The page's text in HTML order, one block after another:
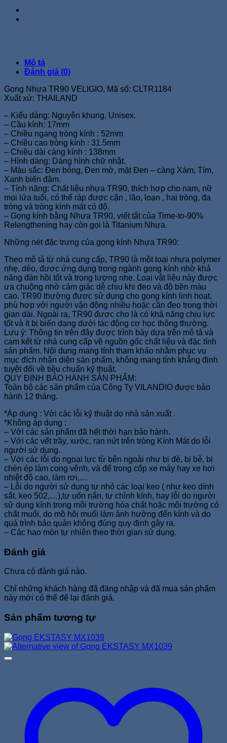
Mô tả
Đánh giá (0)
Gọng Nhựa TR90 VELIGIO, Mã số: CLTR1184
Xuất xứ: THAILAND
– Kiểu dáng: Nguyên khung, Unisex.
– Cầu kính: 17mm
– Chiều ngang tròng kính : 52mm
– Chiều cao tròng kính : 31.5mm
– Chiều dài càng kính : 138mm
– Hình dáng: Dáng hình chữ nhật.
– Màu sắc: Đen bóng, Đen mờ, mặt Đen – càng Xám, Tím,
Xanh biển đậm.
– Tính năng: Chất liệu nhựa TR90, thích hợp cho nam, nữ
mọi lứa tuổi, có thể ráp được cận , lão, loạn , hai tròng, đa
tròng và tròng kính mát có độ.
– Gọng kính bằng Nhựa TR90, viết tắt của Time-to-90%
Relengthening hay còn gọi là Titanium Nhựa.
Những nét đặc trưng của gọng kính Nhựa TR90:
Theo mô tả từ nhà cung cấp, TR90 là một loại nhựa polymer
nhẹ, dẻo, được ứng dụng trong ngành gọng kính nhờ khả
năng đàn hồi tốt và trọng lượng nhẹ. Loại vật liệu này được
ưa chuộng nhờ cảm giác dễ chịu khi đeo và độ bền màu
cao. TR90 thường được sử dụng cho gọng kính linh hoạt,
phù hợp với người vận động nhiều hoặc cần đeo trong thời
gian dài. Ngoài ra, TR90 được cho là có khả năng chịu lực
tốt và ít bị biến dạng dưới tác động cơ học thông thường.
Lưu ý: Thông tin trên đây được trình bày dựa trên mô tả và
cam kết từ nhà cung cấp về nguồn gốc chất liệu và đặc tính
sản phẩm. Nội dung mang tính tham khảo nhằm phục vụ
mục đích nhận diện sản phẩm, không mang tính khẳng định
tuyệt đối về tiêu chuẩn kỹ thuật.
QUY ĐỊNH BẢO HÀNH SẢN PHẨM:
Toàn bộ các sản phẩm của Công Ty VILANDIO được bảo
hành 12 tháng.
*Áp dụng : Với các lỗi kỹ thuật do nhà sản xuất .
*Không áp dụng :
– Với các sản phẩm đã hết thời hạn bảo hành.
– Với các vết trầy, xước, rạn nứt trên tròng Kính Mát do lỗi
người sử dụng.
– Với các lỗi do ngoại lực từ bên ngoài như bị đè, bị bẻ, bị
chèn ép làm cong vênh, và để trong cốp xe máy hay xe hơi
nhiệt độ cao, làm rơi,…
– Lỗi do người sử dụng tự nhỏ các loại keo ( như keo dính
sắt, keo 502,…),tự uốn nắn, tự chỉnh kính, hay lỗi do người
sử dụng kính trong môi trường hóa chất hoặc môi trường có
chất muối, do mồ hôi muối làm ảnh hưởng đến kính và do
quá trình bảo quản không đúng quy định gây ra.
– Các hao mòn tự nhiên theo thời gian sử dụng.
Đánh giá
Chưa có đánh giá nào.
Chỉ những khách hàng đã đăng nhập và đã mua sản phẩm
này mới có thể để lại đánh giá.
Sản phẩm tương tự